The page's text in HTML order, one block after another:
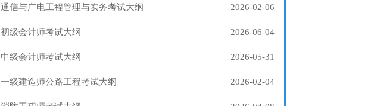
通信与广电工程管理与实务考试大纲 2026-02-06
初级会计师考试大纲 2026-06-04
中级会计师考试大纲 2026-05-31
一级建造师公路工程考试大纲 2026-02-04